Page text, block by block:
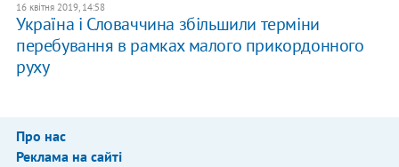
16 квітня 2019, 14:58
Україна і Словаччина збільшили терміни
перебування в рамках малого прикордонного
руху
Про нас
Реклама на сайті